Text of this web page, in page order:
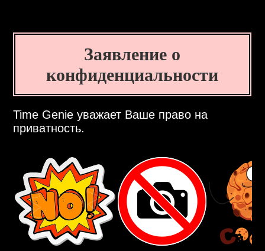
Заявление о
конфиденциальности
Time Genie уважает Ваше право на
приватность.